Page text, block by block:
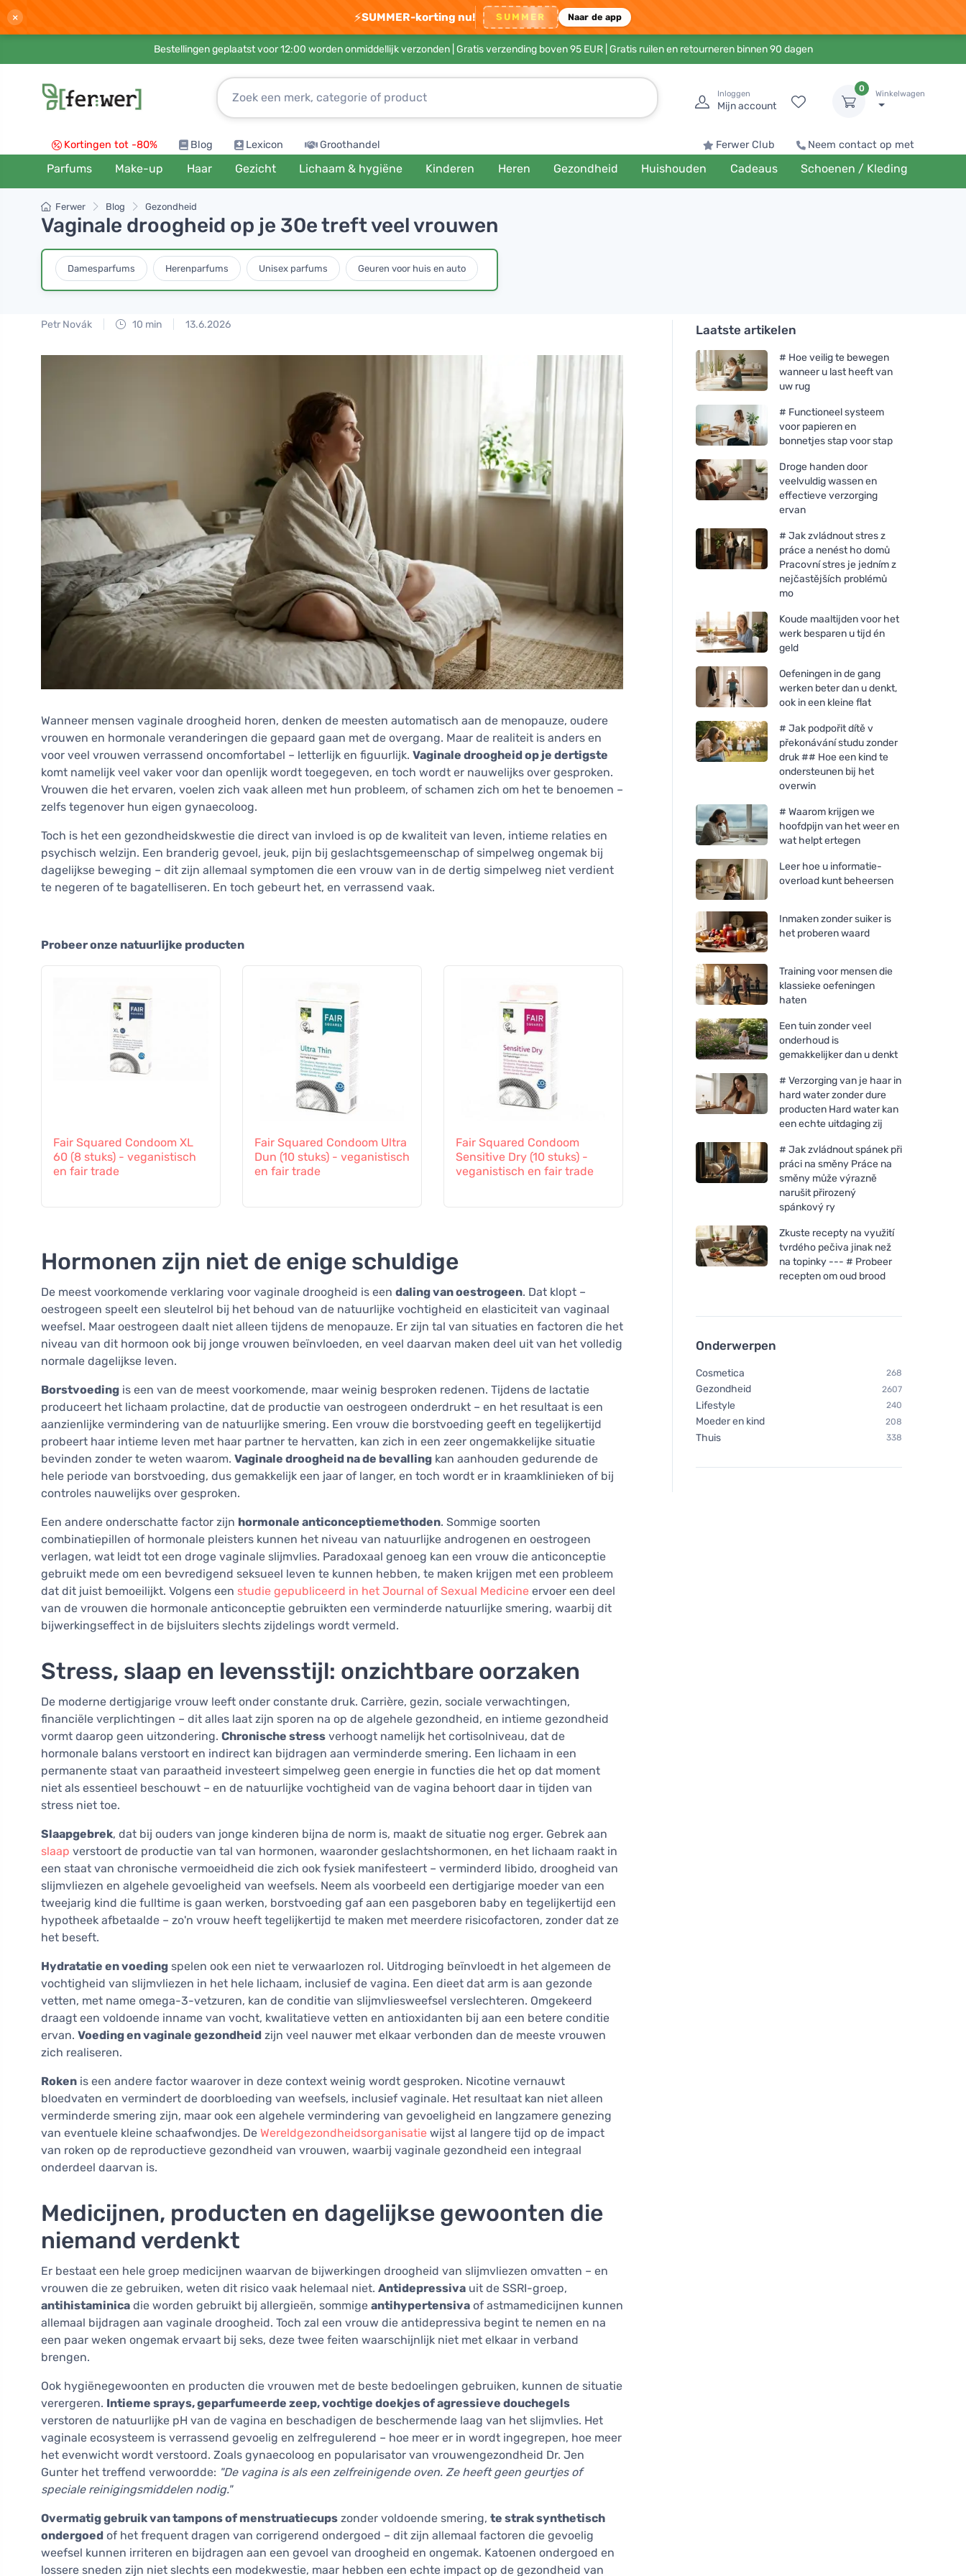
× ⚡SUMMER-korting nu! SUMMER Naar de app
Bestellingen geplaatst voor 12:00 worden onmiddellijk verzonden | Gratis verzending boven 95 EUR| Gratis ruilen en retourneren binnen 90 dagen
Inloggen
Mijn account
0
Winkelwagen
Kortingen tot -80% Blog Lexicon Groothandel Ferwer Club Neem contact op met
Parfums Make-up Haar Gezicht Lichaam & hygiëne Kinderen Heren Gezondheid Huishouden Cadeaus Schoenen / Kleding
Ferwer Blog Gezondheid
Vaginale droogheid op je 30e treft veel vrouwen
Damesparfums Herenparfums Unisex parfums Geuren voor huis en auto
Petr Novák 10 min 13.6.2026
Wanneer mensen vaginale droogheid horen, denken de meesten automatisch aan de menopauze, oudere
vrouwen en hormonale veranderingen die gepaard gaan met de overgang. Maar de realiteit is anders en
voor veel vrouwen verrassend oncomfortabel – letterlijk en figuurlijk. Vaginale droogheid op je dertigste
komt namelijk veel vaker voor dan openlijk wordt toegegeven, en toch wordt er nauwelijks over gesproken.
Vrouwen die het ervaren, voelen zich vaak alleen met hun probleem, of schamen zich om het te benoemen –
zelfs tegenover hun eigen gynaecoloog.
Toch is het een gezondheidskwestie die direct van invloed is op de kwaliteit van leven, intieme relaties en
psychisch welzijn. Een branderig gevoel, jeuk, pijn bij geslachtsgemeenschap of simpelweg ongemak bij
dagelijkse beweging – dit zijn allemaal symptomen die een vrouw van in de dertig simpelweg niet verdient
te negeren of te bagatelliseren. En toch gebeurt het, en verrassend vaak.
Probeer onze natuurlijke producten
Fair Squared Condoom XL
60 (8 stuks) - veganistisch
en fair trade
Fair Squared Condoom Ultra
Dun (10 stuks) - veganistisch
en fair trade
Fair Squared Condoom
Sensitive Dry (10 stuks) -
veganistisch en fair trade
Fair Squared Condoom
Original (10 stuks) -
veganistisch en fair trade
Fair Squared
Perform (10 stuks) -
veganistisch en
Hormonen zijn niet de enige schuldige
De meest voorkomende verklaring voor vaginale droogheid is een daling van oestrogeen. Dat klopt –
oestrogeen speelt een sleutelrol bij het behoud van de natuurlijke vochtigheid en elasticiteit van vaginaal
weefsel. Maar oestrogeen daalt niet alleen tijdens de menopauze. Er zijn tal van situaties en factoren die het
niveau van dit hormoon ook bij jonge vrouwen beïnvloeden, en veel daarvan maken deel uit van het volledig
normale dagelijkse leven.
Borstvoeding is een van de meest voorkomende, maar weinig besproken redenen. Tijdens de lactatie
produceert het lichaam prolactine, dat de productie van oestrogeen onderdrukt – en het resultaat is een
aanzienlijke vermindering van de natuurlijke smering. Een vrouw die borstvoeding geeft en tegelijkertijd
probeert haar intieme leven met haar partner te hervatten, kan zich in een zeer ongemakkelijke situatie
bevinden zonder te weten waarom. Vaginale droogheid na de bevalling kan aanhouden gedurende de
hele periode van borstvoeding, dus gemakkelijk een jaar of langer, en toch wordt er in kraamklinieken of bij
controles nauwelijks over gesproken.
Een andere onderschatte factor zijn hormonale anticonceptiemethoden. Sommige soorten
combinatiepillen of hormonale pleisters kunnen het niveau van natuurlijke androgenen en oestrogeen
verlagen, wat leidt tot een droge vaginale slijmvlies. Paradoxaal genoeg kan een vrouw die anticonceptie
gebruikt mede om een bevredigend seksueel leven te kunnen hebben, te maken krijgen met een probleem
dat dit juist bemoeilijkt. Volgens een studie gepubliceerd in het Journal of Sexual Medicine ervoer een deel
van de vrouwen die hormonale anticonceptie gebruikten een verminderde natuurlijke smering, waarbij dit
bijwerkingseffect in de bijsluiters slechts zijdelings wordt vermeld.
Stress, slaap en levensstijl: onzichtbare oorzaken
De moderne dertigjarige vrouw leeft onder constante druk. Carrière, gezin, sociale verwachtingen,
financiële verplichtingen – dit alles laat zijn sporen na op de algehele gezondheid, en intieme gezondheid
vormt daarop geen uitzondering. Chronische stress verhoogt namelijk het cortisolniveau, dat de
hormonale balans verstoort en indirect kan bijdragen aan verminderde smering. Een lichaam in een
permanente staat van paraatheid investeert simpelweg geen energie in functies die het op dat moment
niet als essentieel beschouwt – en de natuurlijke vochtigheid van de vagina behoort daar in tijden van
stress niet toe.
Slaapgebrek, dat bij ouders van jonge kinderen bijna de norm is, maakt de situatie nog erger. Gebrek aan
slaap verstoort de productie van tal van hormonen, waaronder geslachtshormonen, en het lichaam raakt in
een staat van chronische vermoeidheid die zich ook fysiek manifesteert – verminderd libido, droogheid van
slijmvliezen en algehele gevoeligheid van weefsels. Neem als voorbeeld een dertigjarige moeder van een
tweejarig kind die fulltime is gaan werken, borstvoeding gaf aan een pasgeboren baby en tegelijkertijd een
hypotheek afbetaalde – zo'n vrouw heeft tegelijkertijd te maken met meerdere risicofactoren, zonder dat ze
het beseft.
Hydratatie en voeding spelen ook een niet te verwaarlozen rol. Uitdroging beïnvloedt in het algemeen de
vochtigheid van slijmvliezen in het hele lichaam, inclusief de vagina. Een dieet dat arm is aan gezonde
vetten, met name omega-3-vetzuren, kan de conditie van slijmvliesweefsel verslechteren. Omgekeerd
draagt een voldoende inname van vocht, kwalitatieve vetten en antioxidanten bij aan een betere conditie
ervan. Voeding en vaginale gezondheid zijn veel nauwer met elkaar verbonden dan de meeste vrouwen
zich realiseren.
Roken is een andere factor waarover in deze context weinig wordt gesproken. Nicotine vernauwt
bloedvaten en vermindert de doorbloeding van weefsels, inclusief vaginale. Het resultaat kan niet alleen
verminderde smering zijn, maar ook een algehele vermindering van gevoeligheid en langzamere genezing
van eventuele kleine schaafwondjes. De Wereldgezondheidsorganisatie wijst al langere tijd op de impact
van roken op de reproductieve gezondheid van vrouwen, waarbij vaginale gezondheid een integraal
onderdeel daarvan is.
Medicijnen, producten en dagelijkse gewoonten die
niemand verdenkt
Er bestaat een hele groep medicijnen waarvan de bijwerkingen droogheid van slijmvliezen omvatten – en
vrouwen die ze gebruiken, weten dit risico vaak helemaal niet. Antidepressiva uit de SSRI-groep,
antihistaminica die worden gebruikt bij allergieën, sommige antihypertensiva of astmamedicijnen kunnen
allemaal bijdragen aan vaginale droogheid. Toch zal een vrouw die antidepressiva begint te nemen en na
een paar weken ongemak ervaart bij seks, deze twee feiten waarschijnlijk niet met elkaar in verband
brengen.
Ook hygiënegewoonten en producten die vrouwen met de beste bedoelingen gebruiken, kunnen de situatie
verergeren. Intieme sprays, geparfumeerde zeep, vochtige doekjes of agressieve douchegels
verstoren de natuurlijke pH van de vagina en beschadigen de beschermende laag van het slijmvlies. Het
vaginale ecosysteem is verrassend gevoelig en zelfregulerend – hoe meer er in wordt ingegrepen, hoe meer
het evenwicht wordt verstoord. Zoals gynaecoloog en popularisator van vrouwengezondheid Dr. Jen
Gunter het treffend verwoordde: "De vagina is als een zelfreinigende oven. Ze heeft geen geurtjes of
speciale reinigingsmiddelen nodig."
Overmatig gebruik van tampons of menstruatiecups zonder voldoende smering, te strak synthetisch
ondergoed of het frequent dragen van corrigerend ondergoed – dit zijn allemaal factoren die gevoelig
weefsel kunnen irriteren en bijdragen aan een gevoel van droogheid en ongemak. Katoenen ondergoed en
lossere sneden zijn niet slechts een modekwestie, maar hebben een echte impact op de gezondheid van
Laatste artikelen
# Hoe veilig te bewegen
wanneer u last heeft van
uw rug
# Functioneel systeem
voor papieren en
bonnetjes stap voor stap
Droge handen door
veelvuldig wassen en
effectieve verzorging
ervan
# Jak zvládnout stres z
práce a nenést ho domů
Pracovní stres je jedním z
nejčastějších problémů
mo
Koude maaltijden voor het
werk besparen u tijd én
geld
Oefeningen in de gang
werken beter dan u denkt,
ook in een kleine flat
# Jak podpořit dítě v
překonávání studu zonder
druk ## Hoe een kind te
ondersteunen bij het
overwin
# Waarom krijgen we
hoofdpijn van het weer en
wat helpt ertegen
Leer hoe u informatie-
overload kunt beheersen
Inmaken zonder suiker is
het proberen waard
Training voor mensen die
klassieke oefeningen
haten
Een tuin zonder veel
onderhoud is
gemakkelijker dan u denkt
# Verzorging van je haar in
hard water zonder dure
producten Hard water kan
een echte uitdaging zij
# Jak zvládnout spánek při
práci na směny Práce na
směny může výrazně
narušit přirozený
spánkový ry
Zkuste recepty na využití
tvrdého pečiva jinak než
na topinky --- # Probeer
recepten om oud brood
Onderwerpen
Cosmetica 268
Gezondheid 2607
Lifestyle 240
Moeder en kind 208
Thuis 338